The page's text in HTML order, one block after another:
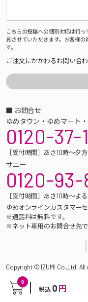
0
税込 0 円
こちらの投稿への個別対応は行
見させていただきます。お客様
す。
ご注文にかかわるお問い合
■ お問合せ
ゆめタウン・ゆめマート
0120-37-
［受付時間］あさ10時～夕
サニー
0120-93-
［受付時間］あさ10時～よ
ゆめオンラインカスタマー
※通話料は無料です。
※ネット専用のお問合せ先
Copyright © IZUMI Co.,Ltd.